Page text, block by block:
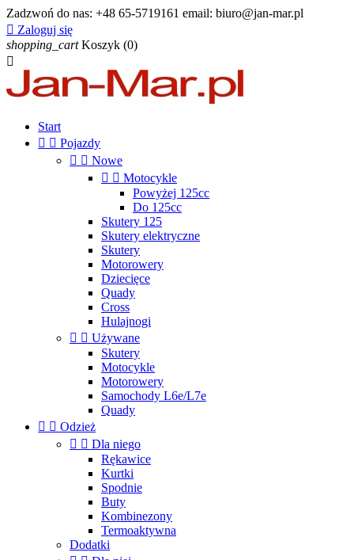
Zadzwoń do nas: +48 65-5719161 email: biuro@jan-mar.pl
 Zaloguj się
shopping_cart Koszyk (0)

Start
  Pojazdy
  Nowe
  Motocykle
Powyżej 125cc
Do 125cc
Skutery 125
Skutery elektryczne
Skutery
Motorowery
Dziecięce
Quady
Cross
Hulajnogi
  Używane
Skutery
Motocykle
Motorowery
Samochody L6e/L7e
Quady
  Odzież
  Dla niego
Rękawice
Kurtki
Spodnie
Buty
Kombinezony
Termoaktywna
Dodatki